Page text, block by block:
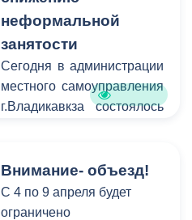
ярким событием в
преддверии праздника 9
мая.
неформальной
занятости
Сегодня в администрации
местного самоуправления
г.Владикавкза состоялось
комиссии по организации
мероприятий,
направленных на
Внимание- объезд!
C 4 по 9 апреля будет
ограничено